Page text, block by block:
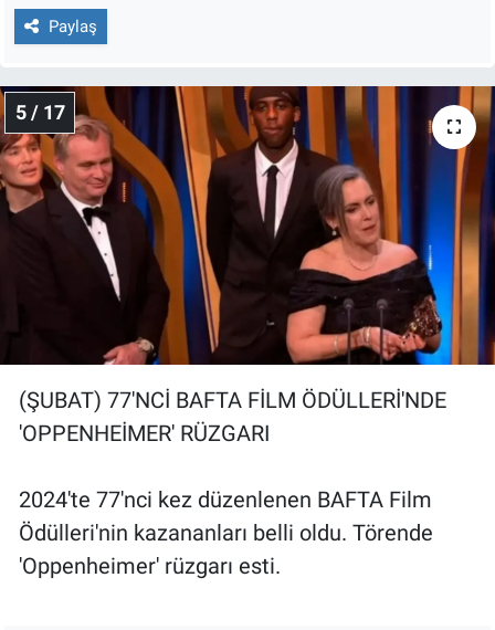
Paylaş
5 / 17
(ŞUBAT) 77'NCİ BAFTA FİLM ÖDÜLLERİ'NDE
'OPPENHEİMER' RÜZGARI
2024'te 77'nci kez düzenlenen BAFTA Film
Ödülleri'nin kazananları belli oldu. Törende
'Oppenheimer' rüzgarı esti.